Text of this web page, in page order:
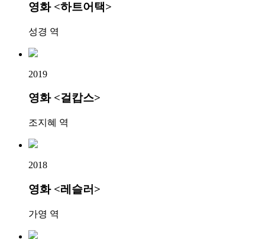
영화 <하트어택>
성경 역
2019
영화 <걸캅스>
조지혜 역
2018
영화 <레슬러>
가영 역